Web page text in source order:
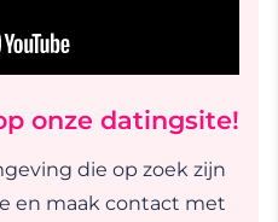
onze datingsite!
die op zoek zijn
en maak contact met